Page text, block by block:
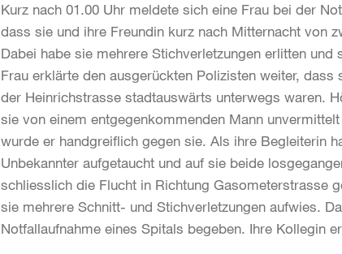
Kurz nach 01.00 Uhr meldete sich eine Frau bei der
dass sie und ihre Freundin kurz nach Mitternacht von
Dabei habe sie mehrere Stichverletzungen erlitten
Frau erklärte den ausgerückten Polizisten weiter,
der Heinrichstrasse stadtauswärts unterwegs waren.
sie von einem entgegenkommenden Mann
wurde er handgreiflich gegen sie. Als ihre Begleiterin
Unbekannter aufgetaucht und auf sie beide
schliesslich die Flucht in Richtung Gasometerstrasse
sie mehrere Schnitt- und Stichverletzungen aufwies.
Notfallaufnahme eines Spitals begeben. Ihre Kollegin